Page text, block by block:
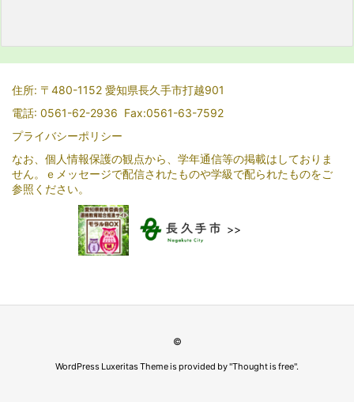
住所: 〒480-1152 愛知県長久手市打越901
電話: 0561-62-2936 Fax:0561-63-7592
プライバシーポリシー
なお、個人情報保護の観点から、学年通信等の掲載はしておりま
せん。ｅメッセージで配信されたものや学級で配られたものをご
参照ください。
>>
©
WordPress Luxeritas Theme is provided by "Thought is free".